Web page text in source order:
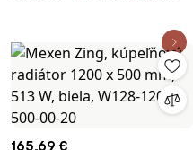
165,69 €